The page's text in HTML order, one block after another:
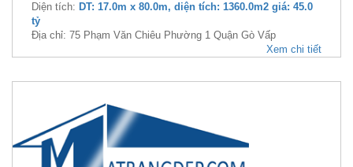
Diện tích: DT: 17.0m x 80.0m, diện tích: 1360.0m2 giá: 45.0
tỷ
Địa chỉ: 75 Phạm Văn Chiêu Phường 1 Quận Gò Vấp
Xem chi tiết